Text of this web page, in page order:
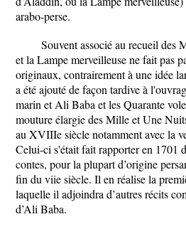
arabo-perse.
Souvent associé au recueil
et la Lampe merveilleuse ne fait pas
originaux, contrairement à une idée
a été ajouté de façon tardive à
marin et Ali Baba et les Quarante
mouture élargie des Mille et Une
au XVIIIe siècle notamment avec la
Celui-ci s'était fait rapporter en 1701
contes, pour la plupart d’origine
fin du viie siècle. Il en réalise la
laquelle il adjoindra d’autres récits
d’Ali Baba.